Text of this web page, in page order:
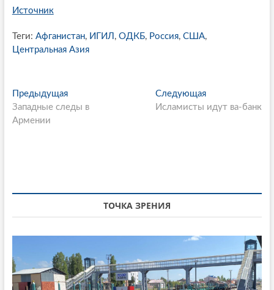
Источник
Теги: Афганистан, ИГИЛ , ОДКБ, Россия, США,
Центральная Азия
P
o
a
v
i
g
a
ПредыдущаяП
р
а
т
ь
Западные следы в
Армении
Следующая
л
т
ь
я
Исламисты идут ва-банк
ТОЧКА ЗРЕНИЯ